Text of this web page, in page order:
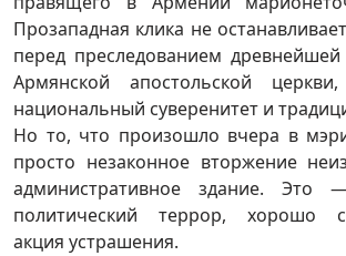
Прозападная клика не
перед преследованием
Армянской апостольской
национальный суверенитет и
Но то, что произошло вчера в
просто незаконное вторжение
административное здание. Это
политический террор, хорошо
акция устрашения.